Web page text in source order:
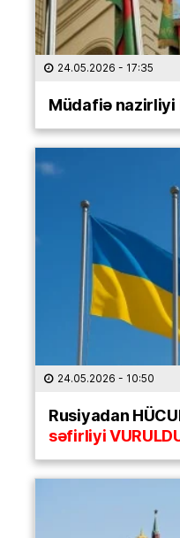
24.05.2026 - 17:35
Müdafiə nazirliyi
24.05.2026 - 10:50
Rusiyadan
səfirliyi